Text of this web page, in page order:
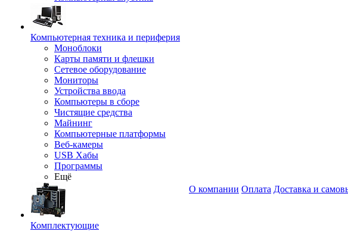
Компьютерная техника и периферия
Моноблоки
Карты памяти и флешки
Сетевое оборудование
Мониторы
Устройства ввода
Компьютеры в сборе
Чистящие средства
Майнинг
Компьютерные платформы
Веб-камеры
USB Хабы
Программы
Ещё
Комплектующие
О компании Оплата Доставка и